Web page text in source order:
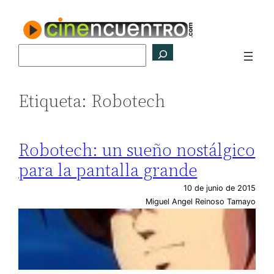
contenido
Etiqueta: Robotech
Robotech: un sueño nostálgico
para la pantalla grande
10 de junio de 2015
Miguel Angel Reinoso Tamayo